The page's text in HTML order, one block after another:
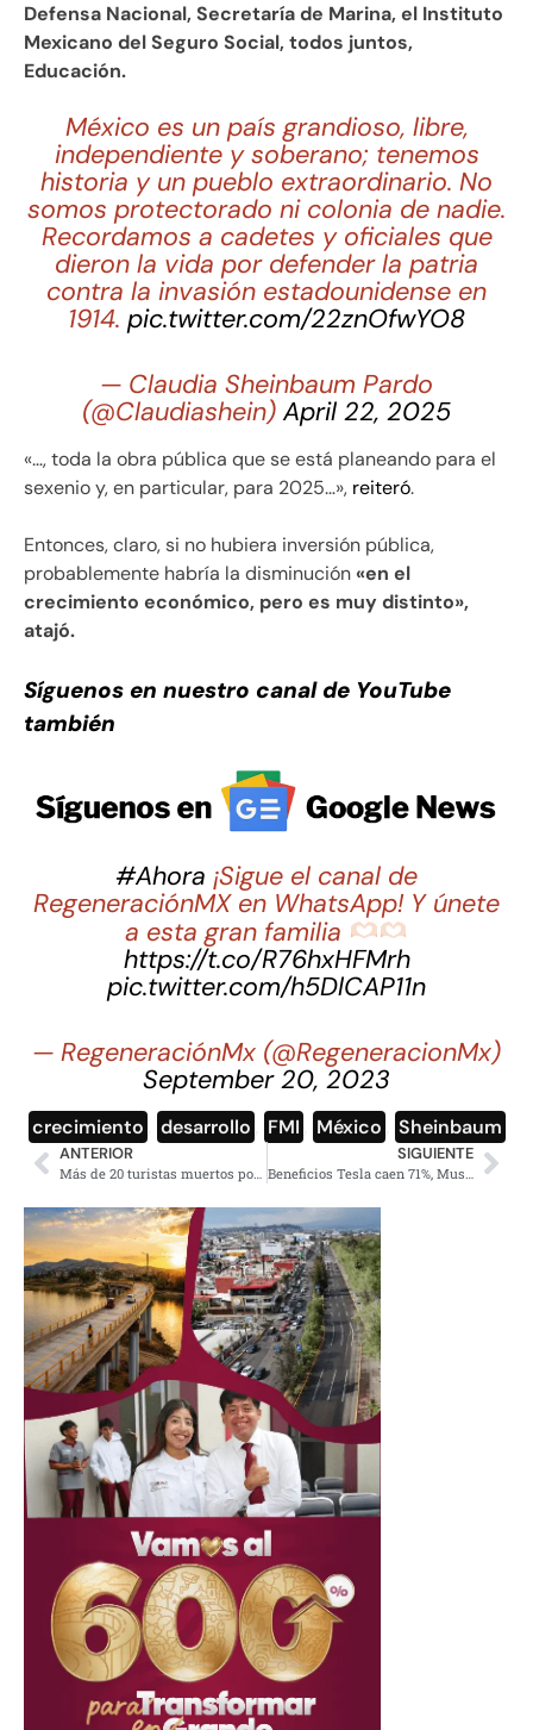
Defensa Nacional, Secretaría de Marina, el Instituto
Mexicano del Seguro Social, todos juntos,
Educación.
México es un país grandioso, libre,
independiente y soberano; tenemos
historia y un pueblo extraordinario. No
somos protectorado ni colonia de nadie.
Recordamos a cadetes y oficiales que
dieron la vida por defender la patria
contra la invasión estadounidense en
1914. pic.twitter.com/22znOfwYO8
— Claudia Sheinbaum Pardo
(@Claudiashein) April 22, 2025
«…, toda la obra pública que se está planeando para el
sexenio y, en particular, para 2025…», reiteró.
Entonces, claro, si no hubiera inversión pública,
probablemente habría la disminución«en el
crecimiento económico, pero es muy distinto»,
atajó.
Síguenos en nuestro canal de YouTube
también
#Ahora ¡Sigue el canal de
RegeneraciónMX en WhatsApp! Y únete
a esta gran familia
https://t.co/R76hxHFMrh
pic.twitter.com/h5DlCAP11n
— RegeneraciónMx (@RegeneracionMx)
September 20, 2023
crecimiento desarrollo FMI México Sheinbaum
ANTERIOR
Más de 20 turistas muertos por ataque armado en Cachemira
SIGUIENTE
Beneficios Tesla caen 71%, Musk reducirá participación en gobierno Trump